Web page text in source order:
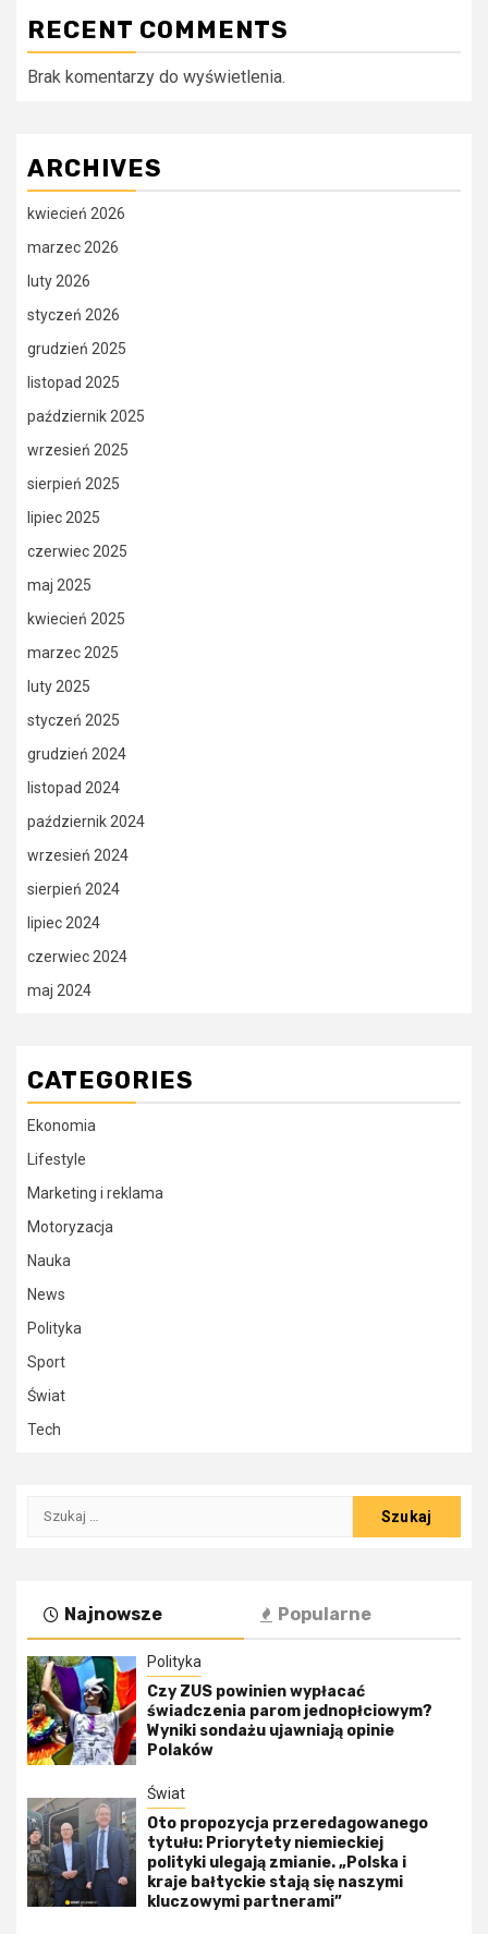
RECENT COMMENTS
Brak komentarzy do wyświetlenia.
ARCHIVES
kwiecień 2026
marzec 2026
luty 2026
styczeń 2026
grudzień 2025
listopad 2025
październik 2025
wrzesień 2025
sierpień 2025
lipiec 2025
czerwiec 2025
maj 2025
kwiecień 2025
marzec 2025
luty 2025
styczeń 2025
grudzień 2024
listopad 2024
październik 2024
wrzesień 2024
sierpień 2024
lipiec 2024
czerwiec 2024
maj 2024
CATEGORIES
Ekonomia
Lifestyle
Marketing i reklama
Motoryzacja
Nauka
News
Polityka
Sport
Świat
Tech
Szukaj:
Najnowsze Popularne
Polityka
Czy ZUS powinien wypłacać
świadczenia parom jednopłciowym?
Wyniki sondażu ujawniają opinie
Polaków
Świat
Oto propozycja przeredagowanego
tytułu: Priorytety niemieckiej
polityki ulegają zmianie. „Polska i
kraje bałtyckie stają się naszymi
kluczowymi partnerami”